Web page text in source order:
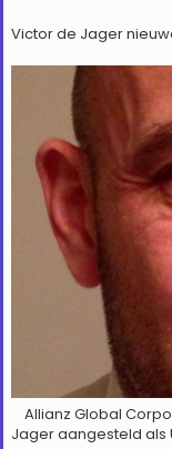
Victor de Jager
Allianz Global
Jager aangesteld als